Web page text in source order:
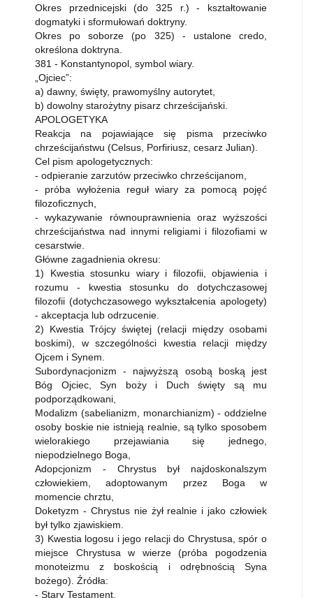
Okres przednicejski (do 325 r.) - kształtowanie
dogmatyki i sformułowań doktryny.
Okres po soborze (po 325) - ustalone credo,
określona doktryna.
381 - Konstantynopol, symbol wiary.
„Ojciec”:
a) dawny, święty, prawomyślny autorytet,
b) dowolny starożytny pisarz chrześcijański.
APOLOGETYKA
Reakcja na pojawiające się pisma przeciwko
chrześcijaństwu (Celsus, Porfiriusz, cesarz Julian).
Cel pism apologetycznych:
- odpieranie zarzutów przeciwko chrześcijanom,
- próba wyłożenia reguł wiary za pomocą pojęć
filozoficznych,
- wykazywanie równouprawnienia oraz wyższości
chrześcijaństwa nad innymi religiami i filozofiami w
cesarstwie.
Główne zagadnienia okresu:
1) Kwestia stosunku wiary i filozofii, objawienia i
rozumu - kwestia stosunku do dotychczasowej
filozofii (dotychczasowego wykształcenia apologety)
- akceptacja lub odrzucenie.
2) Kwestia Trójcy świętej (relacji między osobami
boskimi), w szczególności kwestia relacji między
Ojcem i Synem.
Subordynacjonizm - najwyższą osobą boską jest
Bóg Ojciec, Syn boży i Duch święty są mu
podporządkowani,
Modalizm (sabelianizm, monarchianizm) - oddzielne
osoby boskie nie istnieją realnie, są tylko sposobem
wielorakiego przejawiania się jednego,
niepodzielnego Boga,
Adopcjonizm - Chrystus był najdoskonalszym
człowiekiem, adoptowanym przez Boga w
momencie chrztu,
Doketyzm - Chrystus nie żył realnie i jako człowiek
był tylko zjawiskiem.
3) Kwestia logosu i jego relacji do Chrystusa, spór o
miejsce Chrystusa w wierze (próba pogodzenia
monoteizmu z boskością i odrębnością Syna
bożego). Źródła:
- Stary Testament,